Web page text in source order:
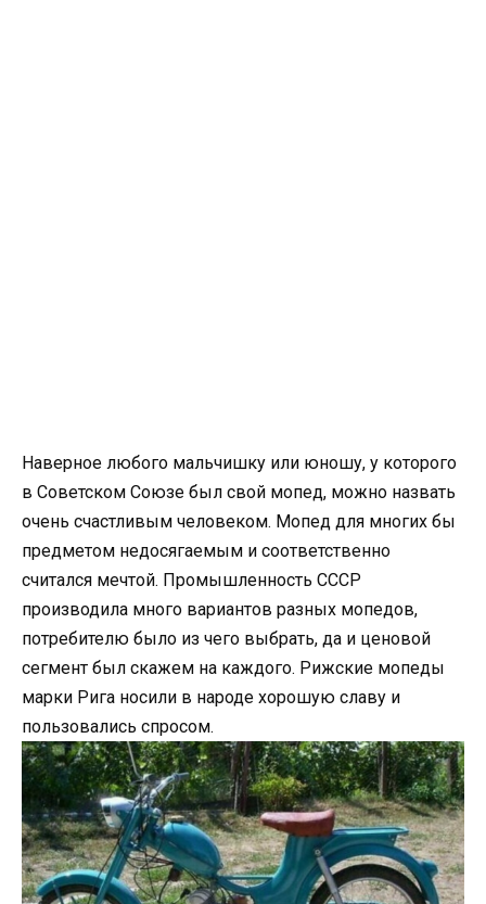
Наверное любого мальчишку или юношу, у которого
в Советском Союзе был свой мопед, можно назвать
очень счастливым человеком. Мопед для многих бы
предметом недосягаемым и соответственно
считался мечтой. Промышленность СССР
производила много вариантов разных мопедов,
потребителю было из чего выбрать, да и ценовой
сегмент был скажем на каждого. Рижские мопеды
марки Рига носили в народе хорошую славу и
пользовались спросом.